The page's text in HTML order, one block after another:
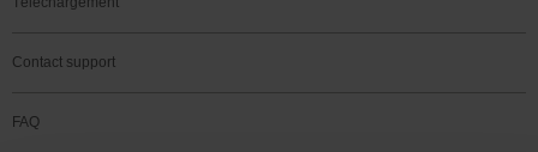
Contact support
FAQ